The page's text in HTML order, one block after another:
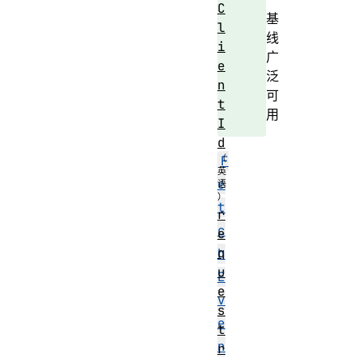
基
线
广
泛
可
用
F
e
t
c
h
E
v
e
n
C
l
i
e
n
t
I
d
r
e
q
u
e
s
t
r